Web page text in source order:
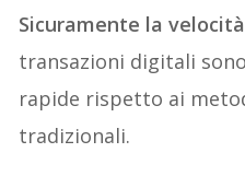
Sicuramente la
transazioni digitali
rapide rispetto ai
tradizionali.